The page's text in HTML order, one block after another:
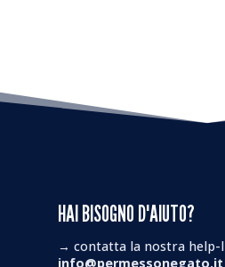
HAI BISOGNO D'AIUTO?
→ contatta la nostra help-
info@permessonegato.it